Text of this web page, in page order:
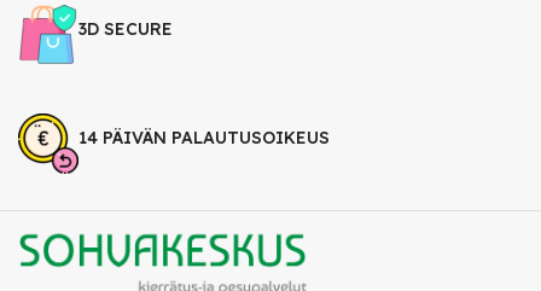
3D SECURE
14 PÄIVÄN PALAUTUSOIKEUS